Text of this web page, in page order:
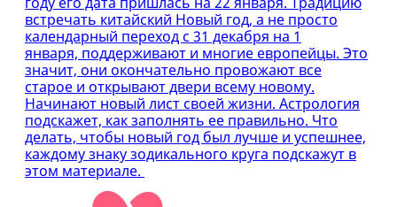
встречать китайский Новый год, а не просто
календарный переход с 31 декабря на 1
января, поддерживают и многие европейцы. Это
значит, они окончательно провожают все
старое и открывают двери всему новому.
Начинают новый лист своей жизни. Астрология
подскажет, как заполнять ее правильно. Что
делать, чтобы новый год был лучше и успешнее,
каждому знаку зодикального круга подскажут в
этом материале.